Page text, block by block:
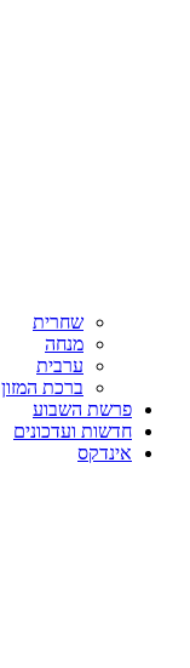
שחרית
מנחה
ערבית
ברכת המזון
פרשת השבוע
חדשות ועדכונים
אינדקס